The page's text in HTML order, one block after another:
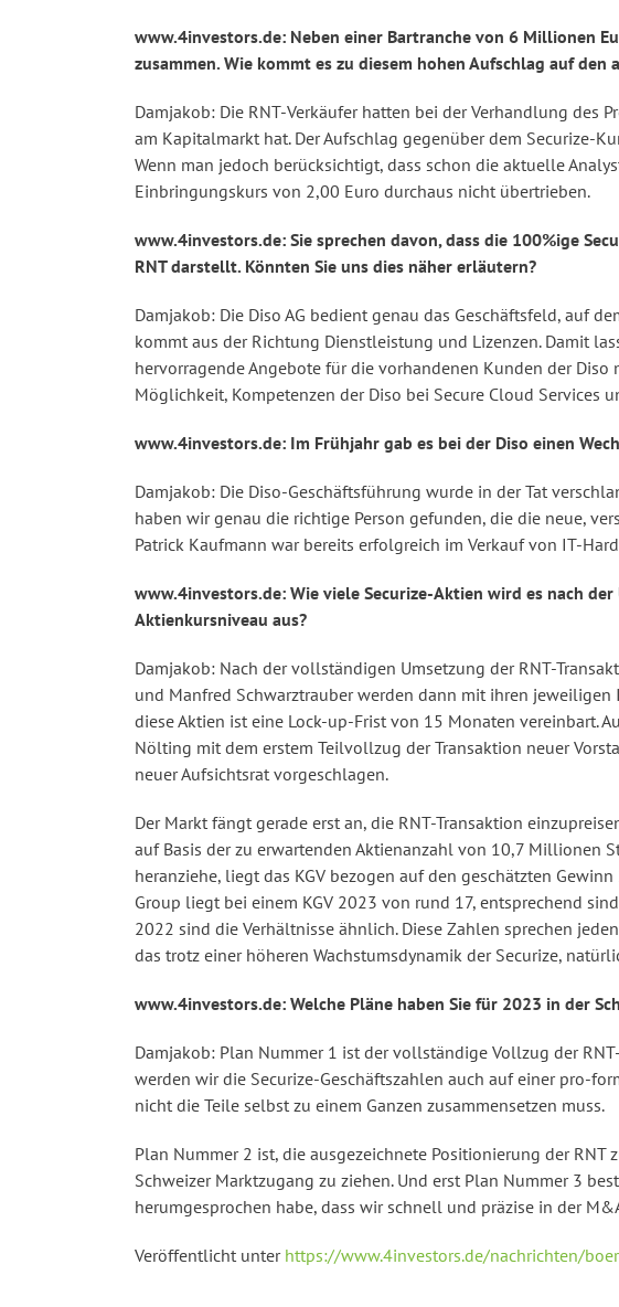
www.4investors.de: Neben einer Bartranche von 6 Millionen
zusammen. Wie kommt es zu diesem hohen Aufschlag auf den
Damjakob: Die RNT-Verkäufer hatten bei der Verhandlung des
am Kapitalmarkt hat. Der Aufschlag gegenüber dem Securize-
Wenn man jedoch berücksichtigt, dass schon die aktuelle
Einbringungskurs von 2,00 Euro durchaus nicht übertrieben.
www.4investors.de: Sie sprechen davon, dass die 100%ige
RNT darstellt. Könnten Sie uns dies näher erläutern?
Damjakob: Die Diso AG bedient genau das Geschäftsfeld, auf
kommt aus der Richtung Dienstleistung und Lizenzen. Damit
hervorragende Angebote für die vorhandenen Kunden der
Möglichkeit, Kompetenzen der Diso bei Secure Cloud Services
www.4investors.de: Im Frühjahr gab es bei der Diso einen
Damjakob: Die Diso-Geschäftsführung wurde in der Tat
haben wir genau die richtige Person gefunden, die die neue,
Patrick Kaufmann war bereits erfolgreich im Verkauf von IT-
www.4investors.de: Wie viele Securize-Aktien wird es nach
Aktienkursniveau aus?
Damjakob: Nach der vollständigen Umsetzung der RNT-
und Manfred Schwarztrauber werden dann mit ihren
diese Aktien ist eine Lock-up-Frist von 15 Monaten vereinbart.
Nölting mit dem erstem Teilvollzug der Transaktion neuer
neuer Aufsichtsrat vorgeschlagen.
Der Markt fängt gerade erst an, die RNT-Transaktion
auf Basis der zu erwartenden Aktienanzahl von 10,7 Millionen
heranziehe, liegt das KGV bezogen auf den geschätzten
Group liegt bei einem KGV 2023 von rund 17, entsprechend
2022 sind die Verhältnisse ähnlich. Diese Zahlen sprechen
das trotz einer höheren Wachstumsdynamik der Securize,
www.4investors.de: Welche Pläne haben Sie für 2023 in der
Damjakob: Plan Nummer 1 ist der vollständige Vollzug der
werden wir die Securize-Geschäftszahlen auch auf einer pro-
nicht die Teile selbst zu einem Ganzen zusammensetzen muss.
Plan Nummer 2 ist, die ausgezeichnete Positionierung der
Schweizer Marktzugang zu ziehen. Und erst Plan Nummer 3
herumgesprochen habe, dass wir schnell und präzise in der
Veröffentlicht unter https://www.4investors.de/nachrichten/